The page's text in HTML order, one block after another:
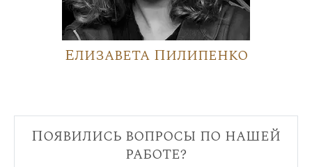
Елизавета Пилипенко
Появились вопросы по нашей
работе?